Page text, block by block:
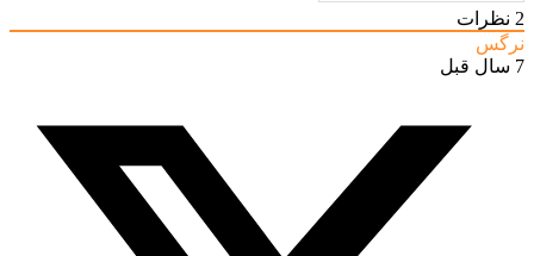
2 نظرات
نرگس
7 سال قبل